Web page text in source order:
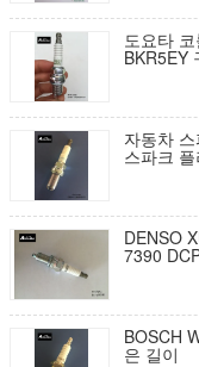
도요타
BKR5EY
자동차
스파크
DENSO
7390
BOSCH
은 길이